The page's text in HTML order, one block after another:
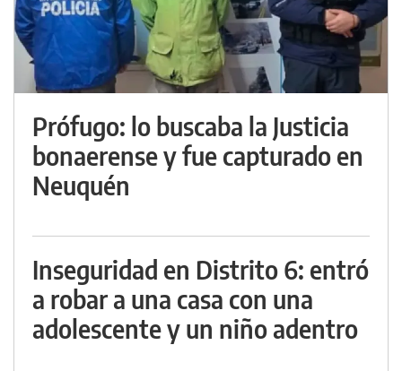
Prófugo: lo buscaba la Justicia
bonaerense y fue capturado en
Neuquén
Inseguridad en Distrito 6: entró
a robar a una casa con una
adolescente y un niño adentro